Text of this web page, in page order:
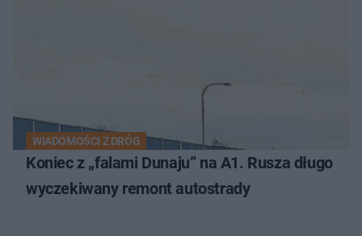
WIADOMOŚCI Z DRÓG
Koniec z „falami Dunaju” na A1. Rusza długo
wyczekiwany remont autostrady